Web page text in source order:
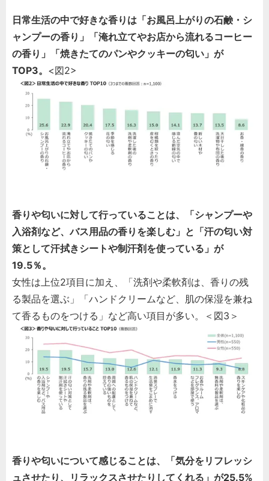
日常生活の中で好きな香りは「お風呂上がりの石鹸・シ
ャンプーの香り」「淹れ立てやお店から流れるコーヒー
の香り」「焼きたてのパンやクッキーの匂い」が
TOP3。 <図2>
香りや匂いに対して行っていることは、「シャンプーや
入浴剤など、バス用品の香りを楽しむ」と「汗の匂い対
策として汗拭きシートや制汗剤を使っている」が
19.5％。
女性は上位2項目に加え、「洗剤や柔軟剤は、香りの残
る製品を選ぶ」「ハンドクリームなど、肌の保湿を兼ね
て香るものをつける」など高い項目が多い。＜図3＞
香りや匂いについて感じることは、「気分をリフレッシ
ュさせたり、リラックスさせたりしてくれる」が25.5%